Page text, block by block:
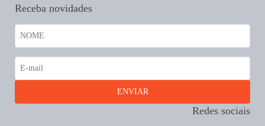
Receba novidades
Redes sociais